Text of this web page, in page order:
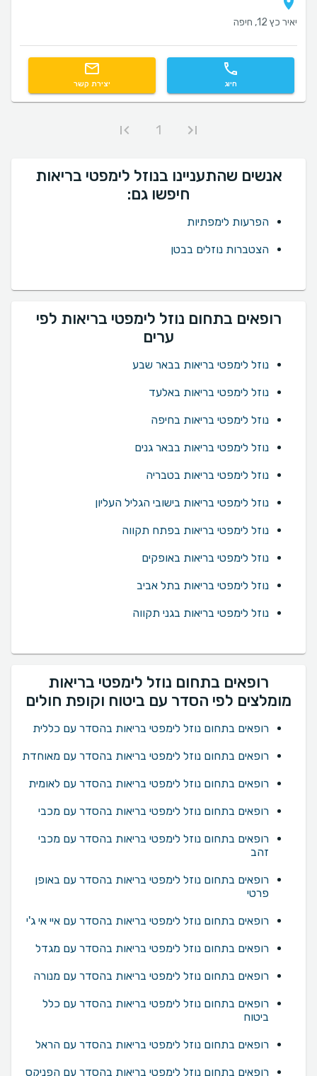
יאיר כץ 12, חיפה
חיוג יצירת קשר
1
אנשים שהתעניינו בנוזל לימפטי בריאות
חיפשו גם:
הפרעות לימפתיות
הצטברות נוזלים בבטן
רופאים בתחום נוזל לימפטי בריאות לפי
ערים
נוזל לימפטי בריאות בבאר שבע
נוזל לימפטי בריאות באלעד
נוזל לימפטי בריאות בחיפה
נוזל לימפטי בריאות בבאר גנים
נוזל לימפטי בריאות בטבריה
נוזל לימפטי בריאות בישובי הגליל העליון
נוזל לימפטי בריאות בפתח תקווה
נוזל לימפטי בריאות באופקים
נוזל לימפטי בריאות בתל אביב
נוזל לימפטי בריאות בגני תקווה
רופאים בתחום נוזל לימפטי בריאות
מומלצים לפי הסדר עם ביטוח וקופת חולים
רופאים בתחום נוזל לימפטי בריאות בהסדר עם כללית
רופאים בתחום נוזל לימפטי בריאות בהסדר עם מאוחדת
רופאים בתחום נוזל לימפטי בריאות בהסדר עם לאומית
רופאים בתחום נוזל לימפטי בריאות בהסדר עם מכבי
רופאים בתחום נוזל לימפטי בריאות בהסדר עם מכבי
זהב
רופאים בתחום נוזל לימפטי בריאות בהסדר עם באופן
פרטי
רופאים בתחום נוזל לימפטי בריאות בהסדר עם איי אי ג'י
רופאים בתחום נוזל לימפטי בריאות בהסדר עם מגדל
רופאים בתחום נוזל לימפטי בריאות בהסדר עם מנורה
רופאים בתחום נוזל לימפטי בריאות בהסדר עם כלל
ביטוח
רופאים בתחום נוזל לימפטי בריאות בהסדר עם הראל
רופאים בתחום נוזל לימפטי בריאות בהסדר עם הפניקס